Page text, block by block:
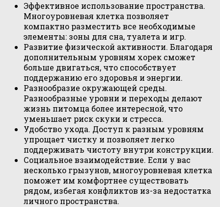
Эффективное использование пространства.
Многоуровневая клетка позволяет
компактно разместить все необходимые
элементы: зоны для сна, туалета и игр.
Развитие физической активности. Благодаря
дополнительным уровням хорек сможет
больше двигаться, что способствует
поддержанию его здоровья и энергии.
Разнообразие окружающей среды.
Разнообразные уровни и переходы делают
жизнь питомца более интересной, что
уменьшает риск скуки и стресса.
Удобство ухода. Доступ к разным уровням
упрощает чистку и позволяет легко
поддерживать чистоту внутри конструкции.
Социальное взаимодействие. Если у вас
несколько грызунов, многоуровневая клетка
поможет им комфортнее существовать
рядом, избегая конфликтов из-за недостатка
личного пространства.